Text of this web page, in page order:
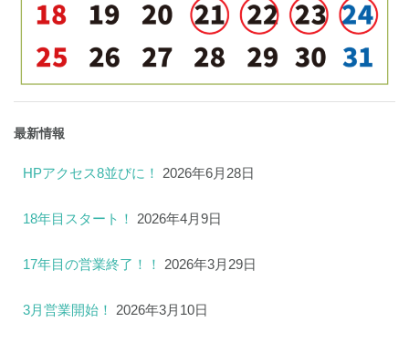
最新情報
HPアクセス8並びに！ 2026年6月28日
18年目スタート！ 2026年4月9日
17年目の営業終了！！ 2026年3月29日
3月営業開始！ 2026年3月10日